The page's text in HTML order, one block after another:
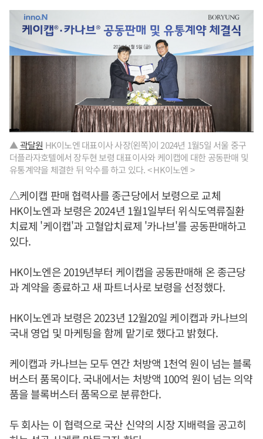
▲곽달원 HK이노엔 대표이사 사장(왼쪽)이 2024년 1월5일 서울 중구
더플라자호텔에서 장두현 보령 대표이사와 케이캡에 대한 공동판매 및
유통계약을 체결한 뒤 악수를 하고 있다. < HK이노엔 >
△케이캡 판매 협력사를 종근당에서 보령으로 교체
HK이노엔과 보령은 2024년 1월1일부터 위식도역류질환
치료제 '케이캡'과 고혈압치료제 '카나브'를 공동판매하고
있다.
HK이노엔은 2019년부터 케이캡을 공동판매해 온 종근당
과 계약을 종료하고 새 파트너사로 보령을 선정했다.
HK이노엔과 보령은 2023년 12월20일 케이캡과 카나브의
국내 영업 및 마케팅을 함께 맡기로 했다고 밝혔다.
케이캡과 카나브는 모두 연간 처방액 1천억 원이 넘는 블록
버스터 품목이다. 국내에서는 처방액 100억 원이 넘는 의약
품을 블록버스터 품목으로 분류한다.
두 회사는 이 협력으로 국산 신약의 시장 지배력을 공고히